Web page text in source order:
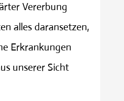
Vererbung
alles daransetzen,
Erkrankungen
unserer Sicht